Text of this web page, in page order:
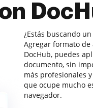
¿Estás buscando
Agregar formato de
DocHub, puedes
documento, sin
más profesionales
que ocupe mucho
navegador.